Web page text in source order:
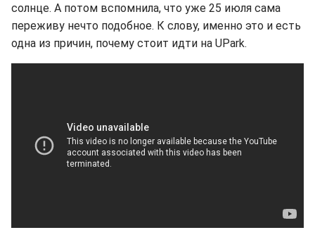
солнце. А потом вспомнила, что уже 25 июля сама
переживу нечто подобное. К слову, именно это и есть
одна из причин, почему стоит идти на UPark.